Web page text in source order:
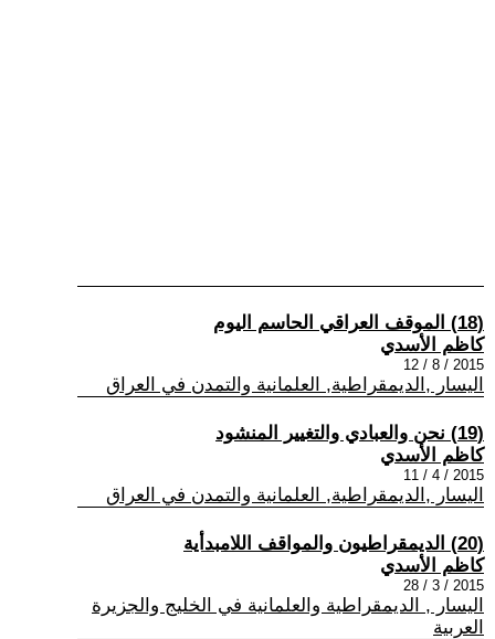
(18) الموقف العراقي الحاسم اليوم
كاظم الأسدي
2015 / 8 / 12
اليسار ,الديمقراطية, العلمانية والتمدن في العراق
(19) نحن والعبادي والتغيير المنشود
كاظم الأسدي
2015 / 4 / 11
اليسار ,الديمقراطية, العلمانية والتمدن في العراق
(20) الديمقراطيون والمواقف اللامبدأية
كاظم الأسدي
2015 / 3 / 28
اليسار , الديمقراطية والعلمانية في الخليج والجزيرة
العربية